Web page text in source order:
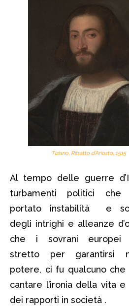
Tiziano, Ritratto d’Ariosto, 1515
Al tempo delle guerre
turbamenti politici che
portato instabilità e
degli intrighi e alleanze
che i sovrani europei
stretto per garantirsi
potere, ci fu qualcuno che
cantare l’ironia della vita e
dei rapporti in società .